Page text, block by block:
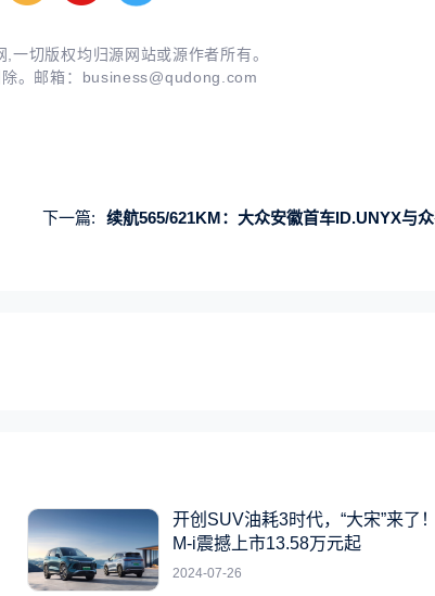
切版权均归源网站或源作者所有。
。邮箱： business@qudong.com
下一篇: 续航565/621KM：大众安徽首车ID.UNYX与众有望6月底
开创SUV油耗3时代，“大宋”来了
M-i震撼上市13.58万元起
2024-07-26